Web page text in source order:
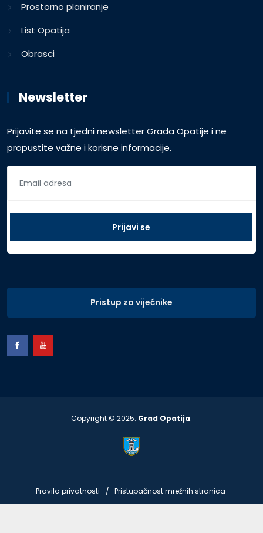
Prostorno planiranje
List Opatija
Obrasci
Newsletter
Prijavite se na tjedni newsletter Grada Opatije i ne
propustite važne i korisne informacije.
Pristup za vijećnike
Copyright © 2025. Grad Opatija.
Pravila privatnosti Pristupačnost mrežnih stranica